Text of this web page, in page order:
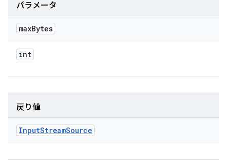
パラメータ
maxBytes
int
戻り値
InputStreamSource